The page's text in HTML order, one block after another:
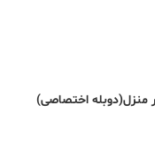
منزل(دوبله اختصاصی)